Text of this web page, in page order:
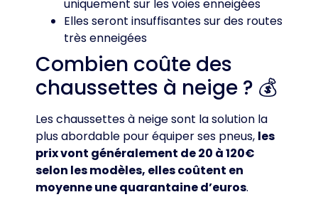
uniquement sur les voies enneigées
Elles seront insuffisantes sur des routes
très enneigées
Combien coûte des
chaussettes à neige ? 💰
Les chaussettes à neige sont la solution la
plus abordable pour équiper ses pneus, les
prix vont généralement de 20 à 120€
selon les modèles, elles coûtent en
moyenne une quarantaine d’euros.